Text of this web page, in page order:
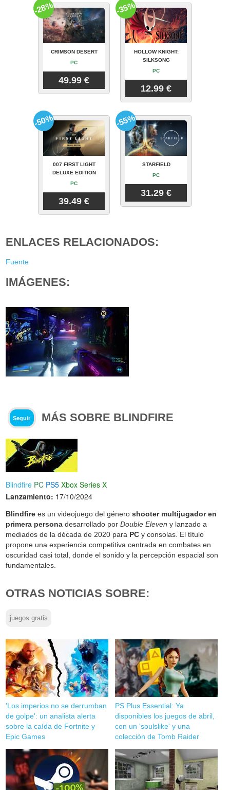
CRIMSON DESERT
PC
49.99 €
-28%
HOLLOW KNIGHT:
SILKSONG
PC
12.99 €
-35%
007 FIRST LIGHT
DELUXE EDITION
PC
39.49 €
-50%
STARFIELD
PC
31.29 €
-55%
ENLACES RELACIONADOS:
Fuente
IMÁGENES:
Seguir MÁS SOBRE BLINDFIRE
Blindfire PC PS5 Xbox Series X
Lanzamiento: 17/10/2024
Blindfire es un videojuego del géneroshooter multijugador en
primera persona desarrollado porDouble Eleven y lanzado a
mediados de la década de 2020 para PC y consolas. El título
propone una experiencia competitiva centrada en combates en
oscuridad casi total, donde el sonido y la percepción espacial son
fundamentales.
OTRAS NOTICIAS SOBRE:
juegos gratis
'Los imperios no se derrumban
de golpe': un analista alerta
sobre la caída de Fortnite y
Epic Games
PS Plus Essential: Ya
disponibles los juegos de abril,
con un 'soulslike' y una
colección de Tomb Raider